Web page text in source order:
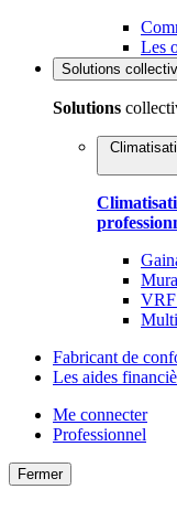
Les
Solutions
Solutions
VRF
Fabricant de
Les aides
Me connecter
Professionnel
Fermer